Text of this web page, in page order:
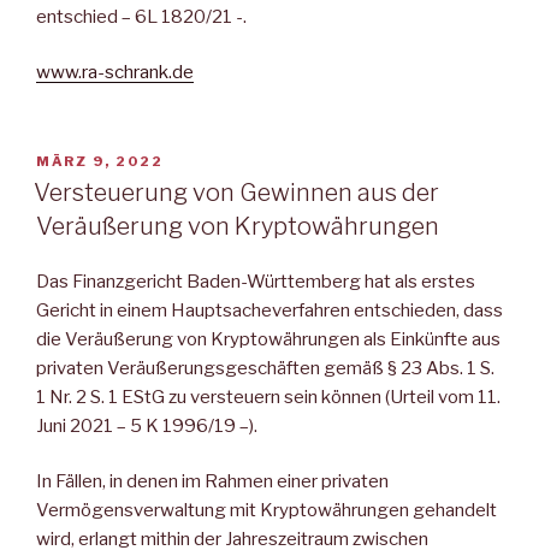
entschied – 6L 1820/21 -.
www.ra-schrank.de
VERÖFFENTLICHT
AM
MÄRZ 9, 2022
Versteuerung von Gewinnen aus der
Veräußerung von Kryptowährungen
Das Finanzgericht Baden-Württemberg hat als erstes
Gericht in einem Hauptsacheverfahren entschieden, dass
die Veräußerung von Kryptowährungen als Einkünfte aus
privaten Veräußerungsgeschäften gemäß § 23 Abs. 1 S.
1 Nr. 2 S. 1 EStG zu versteuern sein können (Urteil vom 11.
Juni 2021 – 5 K 1996/19 –).
In Fällen, in denen im Rahmen einer privaten
Vermögensverwaltung mit Kryptowährungen gehandelt
wird, erlangt mithin der Jahreszeitraum zwischen